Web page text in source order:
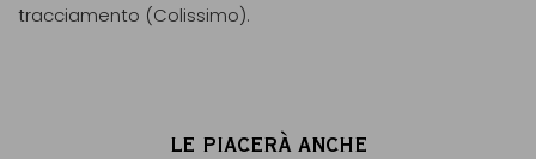
tracciamento (Colissimo).
LE PIACERÀ ANCHE